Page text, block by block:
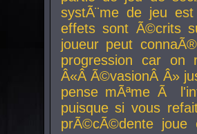
systÃ¨me de jeu
effets sont Ã©crits
joueur peut
progression car
Â«Â Ã©vasionÂ Â»
pense mÃªme Ã
puisque si vous
prÃ©cÃ©dente